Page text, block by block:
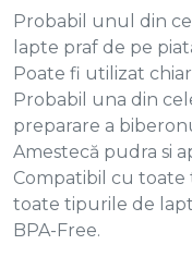
Probabil unul din
lapte praf de pe
Poate fi utilizat
Probabil una din
preparare a
Amestecă pudra si
Compatibil cu toate
toate tipurile de
BPA-Free.